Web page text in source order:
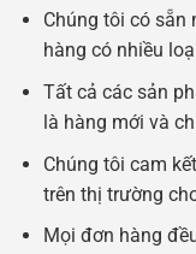
Chúng tôi có sẵn
hàng có nhiều
Tất cả các sản
là hàng mới và
Chúng tôi cam
trên thị trường
Mọi đơn hàng